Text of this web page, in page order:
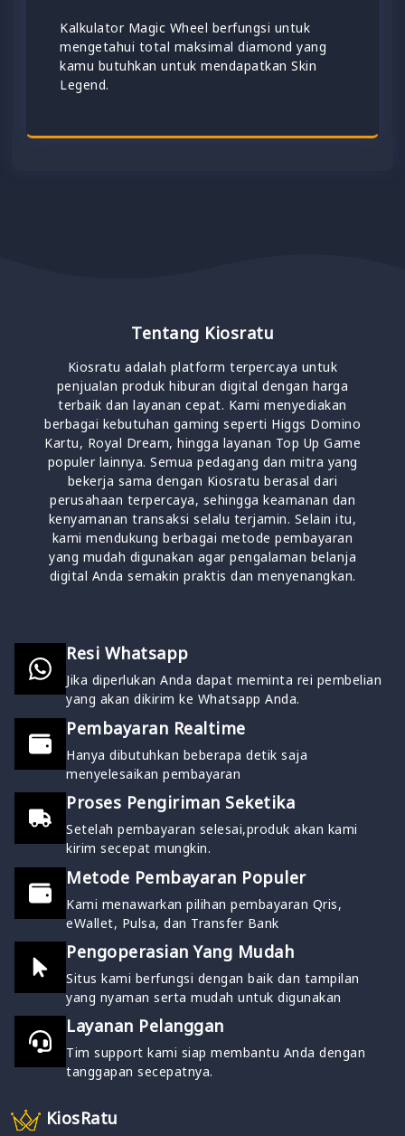
Kalkulator Magic Wheel berfungsi untuk
mengetahui total maksimal diamond yang
kamu butuhkan untuk mendapatkan Skin
Legend.
Tentang Kiosratu
Kiosratu adalah platform terpercaya untuk
penjualan produk hiburan digital dengan harga
terbaik dan layanan cepat. Kami menyediakan
berbagai kebutuhan gaming seperti Higgs Domino
Kartu, Royal Dream, hingga layanan Top Up Game
populer lainnya. Semua pedagang dan mitra yang
bekerja sama dengan Kiosratu berasal dari
perusahaan terpercaya, sehingga keamanan dan
kenyamanan transaksi selalu terjamin. Selain itu,
kami mendukung berbagai metode pembayaran
yang mudah digunakan agar pengalaman belanja
digital Anda semakin praktis dan menyenangkan.
Resi Whatsapp
Jika diperlukan Anda dapat meminta rei pembelian
yang akan dikirim ke Whatsapp Anda.
Pembayaran Realtime
Hanya dibutuhkan beberapa detik saja
menyelesaikan pembayaran
Proses Pengiriman Seketika
Setelah pembayaran selesai,produk akan kami
kirim secepat mungkin.
Metode Pembayaran Populer
Kami menawarkan pilihan pembayaran Qris,
eWallet, Pulsa, dan Transfer Bank
Pengoperasian Yang Mudah
Situs kami berfungsi dengan baik dan tampilan
yang nyaman serta mudah untuk digunakan
Layanan Pelanggan
Tim support kami siap membantu Anda dengan
tanggapan secepatnya.
KiosRatu